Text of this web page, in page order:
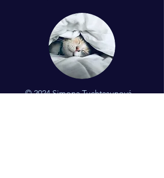
© 2024 Simona Tuchtasunová